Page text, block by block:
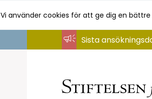
Vi använder cookies för att ge dig en
Sista